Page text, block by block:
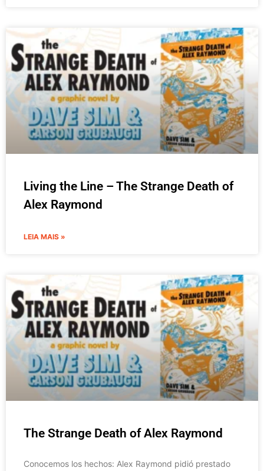
Living the Line – The Strange Death of
Alex Raymond
LEIA MAIS »
The Strange Death of Alex Raymond
Conocemos los hechos: Alex Raymond pidió prestado